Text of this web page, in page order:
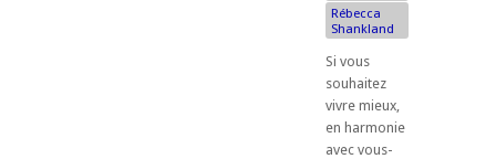
Rébecca
Shankland
Si vous
souhaitez
vivre mieux,
en harmonie
avec vous-